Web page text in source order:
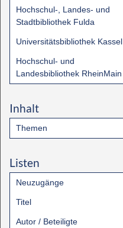
Hochschul-, Landes- und
Stadtbibliothek Fulda
Universitätsbibliothek Kassel
Hochschul- und
Landesbibliothek RheinMain
Inhalt
Themen
Listen
Neuzugänge
Titel
Autor / Beteiligte